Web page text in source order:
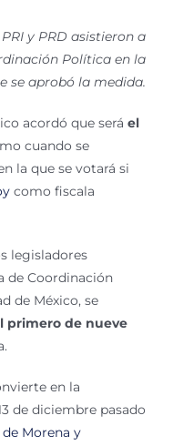
y PRD asistieron a
Política en la
se aprobó la medida.
acordó que será el
cuando se
la que se votará si
como fiscala
legisladores
de Coordinación
de México, se
primero de nueve
en la
de diciembre pasado
Morena y